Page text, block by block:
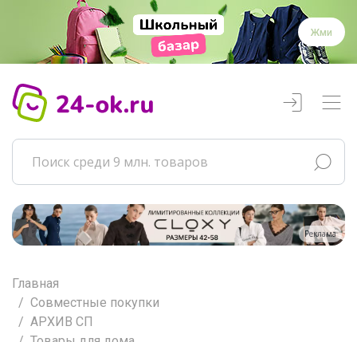
Жми
Реклама
Главная
Совместные покупки
АРХИВ СП